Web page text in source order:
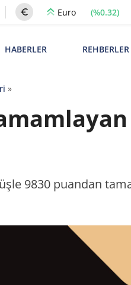
Euro (%0.32)
HABERLER REHBERLER
»
9830 puandan